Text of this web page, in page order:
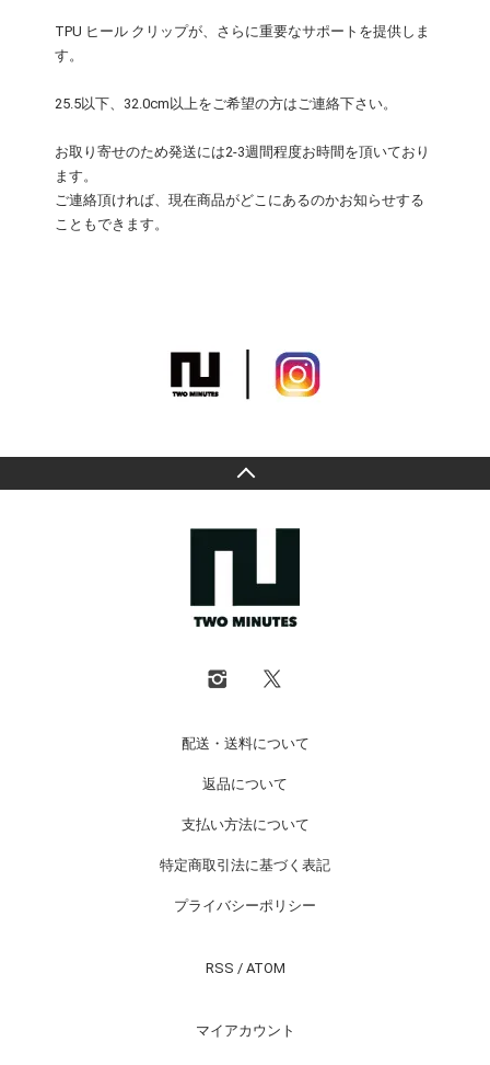
TPU ヒール クリップが、さらに重要なサポートを提供しま
す。
25.5以下、32.0cm以上をご希望の方はご連絡下さい。
お取り寄せのため発送には2-3週間程度お時間を頂いており
ます。
ご連絡頂ければ、現在商品がどこにあるのかお知らせする
こともできます。
配送・送料について
返品について
支払い方法について
特定商取引法に基づく表記
プライバシーポリシー
RSS / ATOM
マイアカウント